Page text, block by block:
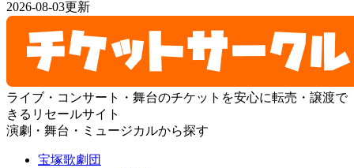
2026-08-03更新
ライブ・コンサート・舞台のチケットを安心に転売・譲渡で
きるリセールサイト
演劇・舞台・ミュージカルから探す
宝塚歌劇団